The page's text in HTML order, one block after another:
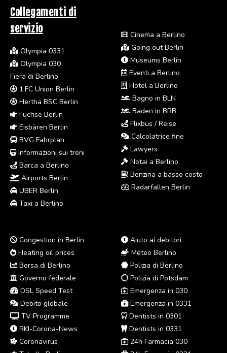
Collegamenti di
servizio
Olympia 0331
Olympia 030
Fiera di Berlino
1.FC Union Berlin
Hertha BSC Berlin
Füchse Berlin
Eisbären Berlin
BVG Fahrplan
Informazioni sui treni
Barca a Berlino
Airports Berlin
UBER Berlin
Taxi a Berlino
Cinema a Berlino
Going out Berlin
Museums Berlin
Eventi a Berlino
Hotel a Berlino
Bagno in BLN
Baden in BRB
Flixbus / Reise
Calcolatrice fine
Lawyers
Notai a Berlino
Benzina a basso costo
Radarfallen Berlin
Congestion in Berlin
Heating oil prices
Borsa di Berlino
Governo federale
DSL Speed Test
Debito globale
TV Programme
RKI-Corona-News
Coronavirus
Aiuto ai debitori
Meteo Berlino
Polizia di Berlino
Polizia di Potsdam
Emergenza in 030
Emergenza in 0331
Dentists in 0301
Dentists in 0331
24h Farmacia 030